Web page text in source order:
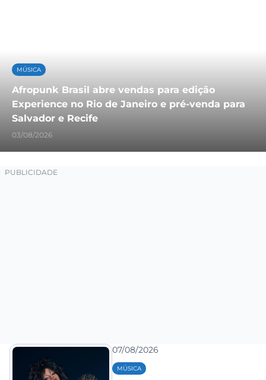
MÚSICA
Afropunk Brasil abre vendas para edição
Experience no Rio de Janeiro e pré-venda para
Salvador e Recife
03/08/2026
07/08/2026
MÚSICA